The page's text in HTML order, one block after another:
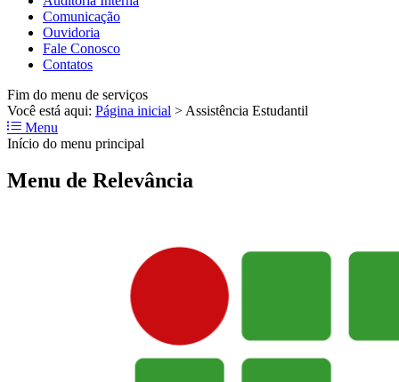
Comunicação
Ouvidoria
Fale Conosco
Contatos
Fim do menu de serviços
Você está aqui: Página inicial > Assistência Estudantil
Menu
Início do menu principal
Menu de Relevância